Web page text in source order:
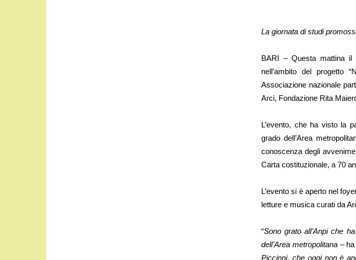
La giornata di studi
BARI – Questa mattina il
nell’ambito del progetto
Associazione nazionale
Arci, Fondazione Rita
L’evento, che ha visto la
grado dell’Area
conoscenza degli
Carta costituzionale, a 70
L’evento si è aperto nel
letture e musica curati da
“Sono grato all’Anpi che
dell’Area metropolitana– ha
Piccinni, che oggi non è